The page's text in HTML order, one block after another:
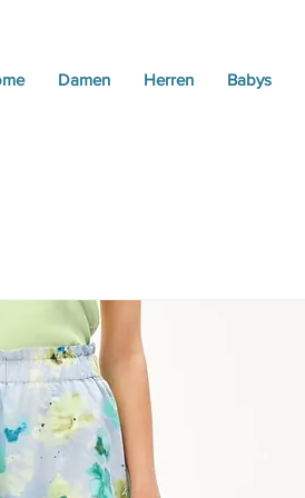
Damen Herren Babys